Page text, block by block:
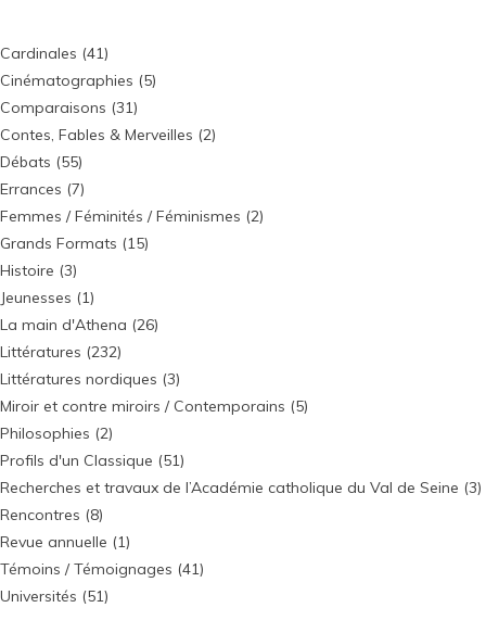
Cardinales (41)
Cinématographies (5)
Comparaisons (31)
Contes, Fables & Merveilles (2)
Débats (55)
Errances (7)
Femmes / Féminités / Féminismes (2)
Grands Formats (15)
Histoire (3)
Jeunesses (1)
La main d'Athena (26)
Littératures (232)
Littératures nordiques (3)
Miroir et contre miroirs / Contemporains (5)
Philosophies (2)
Profils d'un Classique (51)
Recherches et travaux de l’Académie catholique du Val de Seine (3)
Rencontres (8)
Revue annuelle (1)
Témoins / Témoignages (41)
Universités (51)